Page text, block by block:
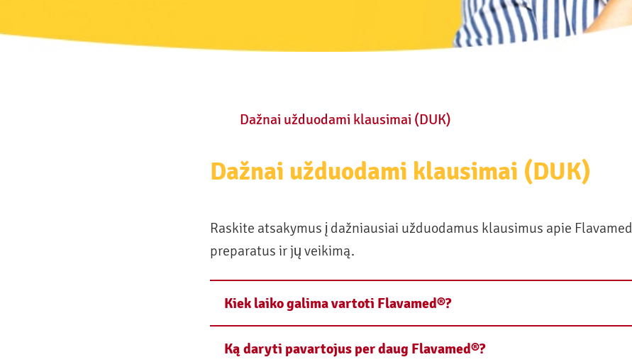
Dažnai užduodami klausimai (DUK)
Dažnai užduodami klausimai (DUK)
Raskite atsakymus į dažniausiai užduodamus klausimus apie Flavamed
preparatus ir jų veikimą.
Kiek laiko galima vartoti Flavamed®?
Ką daryti pavartojus per daug Flavamed®?